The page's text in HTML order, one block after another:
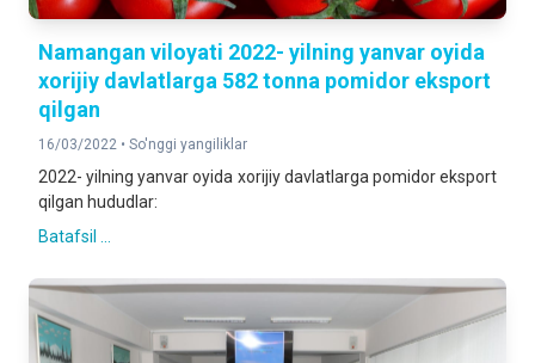
Namangan viloyati 2022- yilning yanvar oyida
xorijiy davlatlarga 582 tonna pomidor eksport
qilgan
16/03/2022 • So'nggi yangiliklar
2022- yilning yanvar oyida xorijiy davlatlarga pomidor eksport
qilgan hududlar:
Batafsil ...